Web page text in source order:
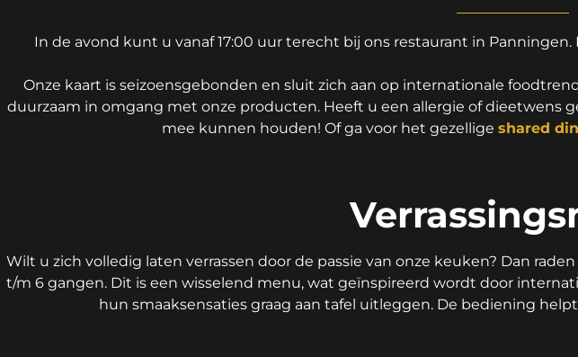
In de avond kunt u vanaf 17:00 uur terecht bij ons restaurant in
Onze kaart is seizoensgebonden en sluit zich aan op internationale
duurzaam in omgang met onze producten. Heeft u een allergie of dieetwens
mee kunnen houden! Of ga voor het gezellige shared
Wilt u zich volledig laten verrassen door de passie van onze keuken? Dan
t/m 6 gangen. Dit is een wisselend menu, wat geïnspireerd wordt door
hun smaaksensaties graag aan tafel uitleggen. De bediening